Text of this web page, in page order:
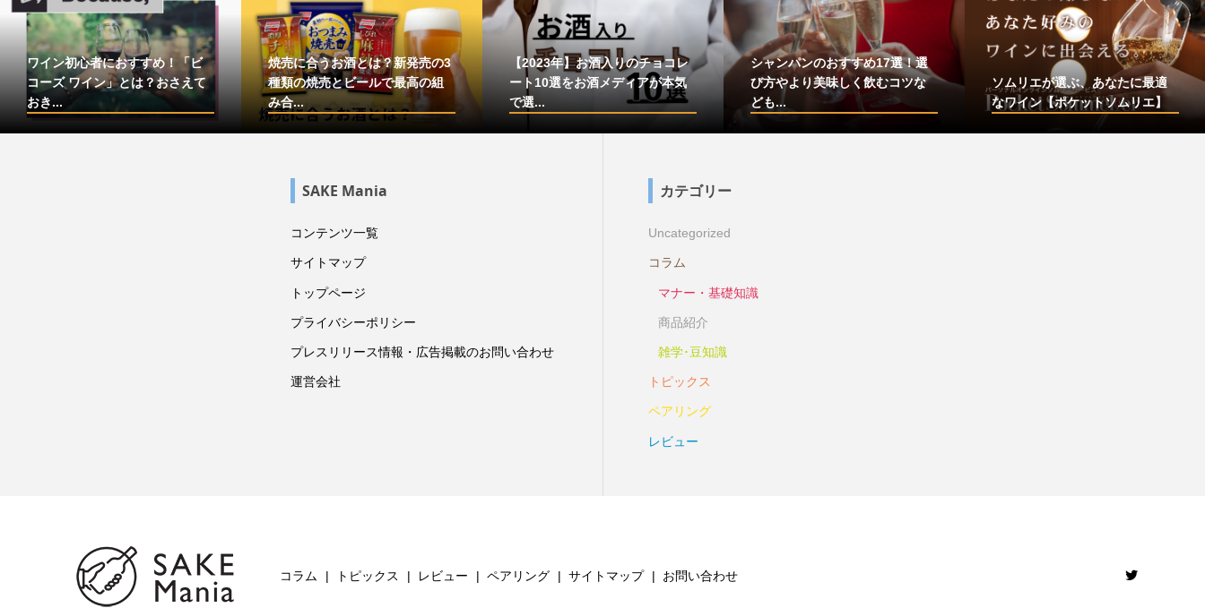
ワイン初心者におすすめ！「ビ
コーズ ワイン」とは？おさえて
おき...
焼売に合うお酒とは？新発売の3
種類の焼売とビールで最高の組
み合...
【2023年】お酒入りのチョコレ
ート10選をお酒メディアが本気
で選...
シャンパンのおすすめ17選！選
び方やより美味しく飲むコツな
ども...
ソムリエが選ぶ、あなたに最適
なワイン【ポケットソムリエ】
SAKE Mania
コンテンツ一覧
サイトマップ
トップページ
プライバシーポリシー
プレスリリース情報・広告掲載のお問い合わせ
運営会社
カテゴリー
Uncategorized
コラム
マナー・基礎知識
商品紹介
雑学･豆知識
トピックス
ペアリング
レビュー
コラム トピックス レビュー ペアリング サイトマップ お問い合わせ